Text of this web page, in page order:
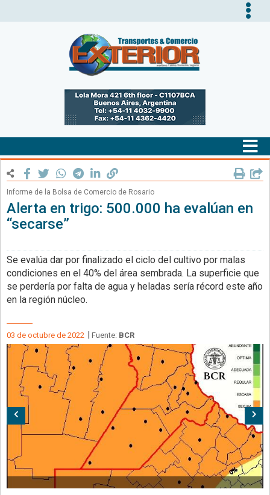
Informe de la Bolsa de Comercio de Rosario
Alerta en trigo: 500.000 ha evalúan en
“secarse”
Se evalúa dar por finalizado el ciclo del cultivo por malas
condiciones en el 40% del área sembrada. La superficie que
se perdería por falta de agua y heladas sería récord este año
en la región núcleo.
03 de octubre de 2022 Fuente: BCR
Anterior